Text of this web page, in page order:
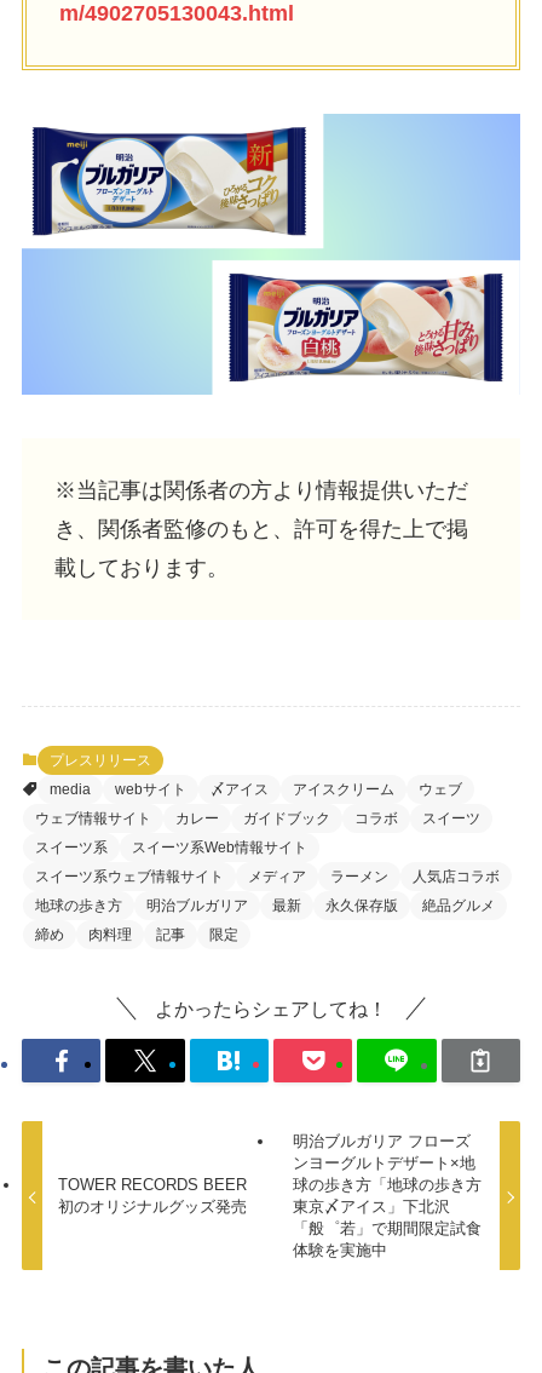
m/4902705130043.html
※当記事は関係者の方より情報提供いただ
き、関係者監修のもと、許可を得た上で掲
載しております。
プレスリリース
media
webサイト 〆アイス アイスクリーム
ウェブ
ウェブ情報サイト
カレー ガイドブック コラボ
スイーツ
スイーツ系
スイーツ系Web情報サイト
スイーツ系ウェブ情報サイト
メディア ラーメン
人気店コラボ
地球の歩き方
明治ブルガリア 最新 永久保存版
絶品グルメ
締め
肉料理 記事 限定
よかったらシェアしてね！
TOWER RECORDS BEER
初のオリジナルグッズ発売
明治ブルガリア フローズ
ンヨーグルトデザート×地
球の歩き方「地球の歩き方
東京〆アイス」下北沢
「般゜若」で期間限定試食
体験を実施中
この記事を書いた人